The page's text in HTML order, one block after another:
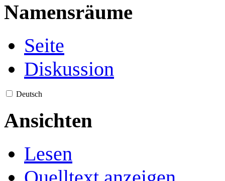
Namensräume
Seite
Diskussion
Deutsch
Ansichten
Lesen